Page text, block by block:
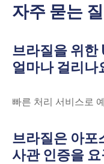
자주 묻는
브라질을 위한
얼마나 걸리나
빠른 처리 서비스로
브라질은 아포
사관 인증을